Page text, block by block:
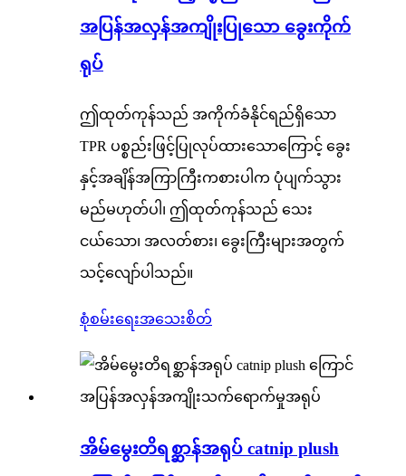
အပြန်အလှန်အကျိုးပြုသော ခွေးကိုက်
ရုပ်
ဤထုတ်ကုန်သည် အကိုက်ခံနိုင်ရည်ရှိသော
TPR ပစ္စည်းဖြင့်ပြုလုပ်ထားသောကြောင့် ခွေး
နှင့်အချိန်အကြာကြီးကစားပါက ပုံပျက်သွား
မည်မဟုတ်ပါ၊ ဤထုတ်ကုန်သည် သေး
ငယ်သော၊ အလတ်စား၊ ခွေးကြီးများအတွက်
သင့်လျော်ပါသည်။
စုံစမ်းရေးအသေးစိတ်
အိမ်မွေးတိရစ္ဆာန်အရုပ် catnip plush